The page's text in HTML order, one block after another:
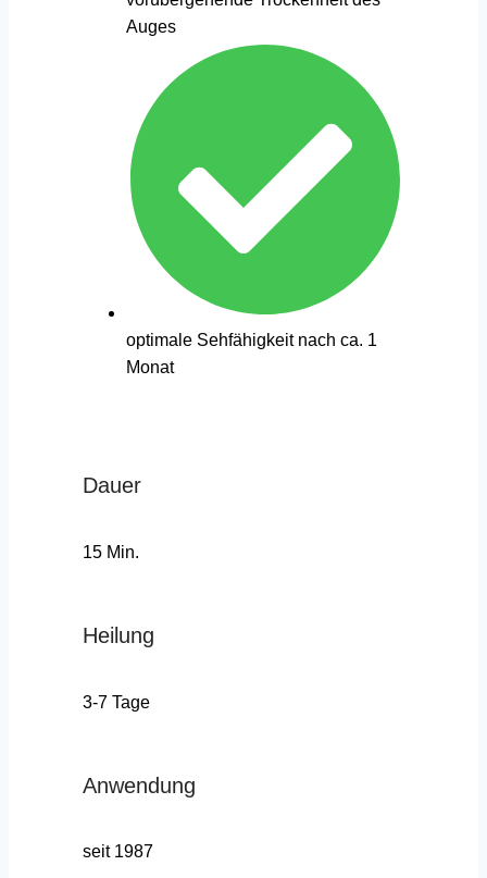
Auges
optimale Sehfähigkeit nach ca. 1
Monat
Dauer
15 Min.
Heilung
3-7 Tage
Anwendung
seit 1987